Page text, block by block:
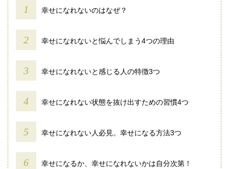
幸せになれないのはなぜ？
幸せになれないと悩んでしまう4つの理由
幸せになれないと感じる人の特徴3つ
幸せになれない状態を抜け出すための習慣4つ
幸せになれない人必見。幸せになる方法3つ
幸せになるか、幸せになれないかは自分次第！